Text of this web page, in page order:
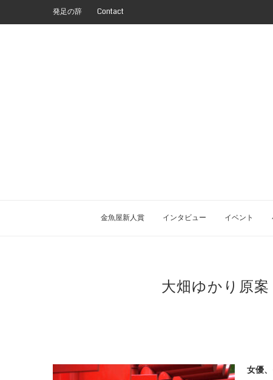
発足の辞 Contact
金魚屋新人賞 インタビュー イベント
大畑ゆかり原案
女優